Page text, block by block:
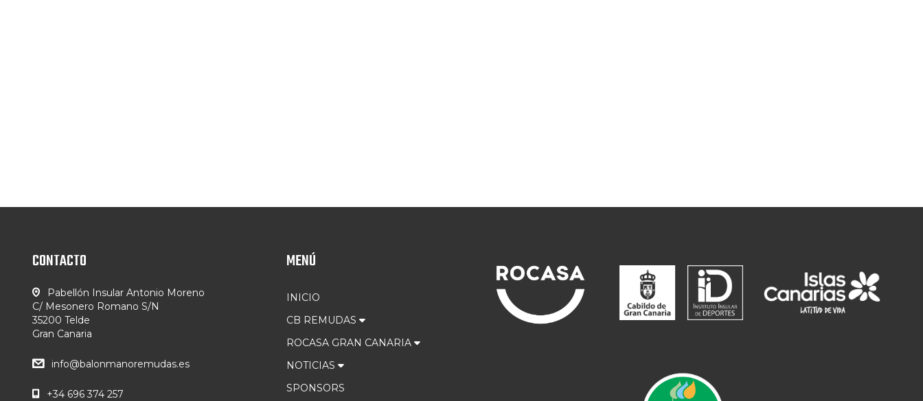
CONTACTO
Pabellón Insular Antonio Moreno
C/ Mesonero Romano S/N
35200 Telde
Gran Canaria
info@balonmanoremudas.es
+34 696 374 257
MENÚ
INICIO
CB REMUDAS
ROCASA GRAN CANARIA
NOTICIAS
SPONSORS